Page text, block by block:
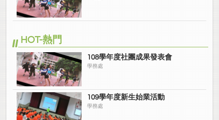
HOT-熱門
108學年度社團成果發表會
學務處
109學年度新生始業活動
學務處